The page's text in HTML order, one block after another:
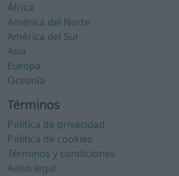
África
América del Norte
América del Sur
Asia
Europa
Oceanía
Términos
Política de privacidad
Política de cookies
Términos y condiciones
Aviso legal